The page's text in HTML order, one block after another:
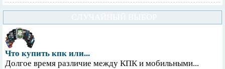
Что купить кпк или...
Долгое время различие между КПК и мобильными...